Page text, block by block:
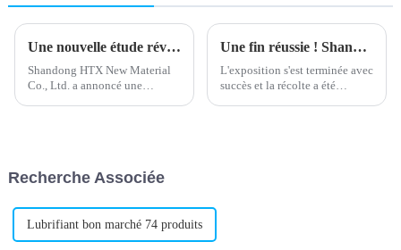
Une nouvelle étude révèle les avantages du polyéthylène chloré
Shandong HTX New Material
Co., Ltd. a annoncé une
améliorées. L'entreprise,
Une fin réussie ! Shandong HTX New Material Co., Ltd participe au Salon international de l'emballage plastique du Nigeria !
L'exposition s'est terminée avec
succès et la récolte a été
Recherche Associée
Lubrifiant bon marché 74 produits